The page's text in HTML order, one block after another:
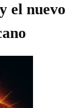
el nuevo